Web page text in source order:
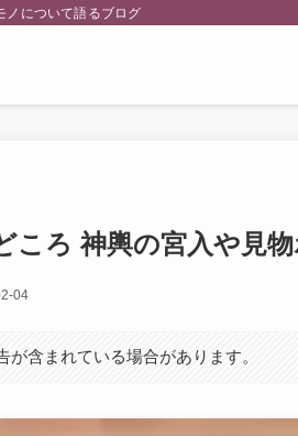
ノについて語るブログ
ころ 神輿の宮入や見
04
が含まれている場合があります。